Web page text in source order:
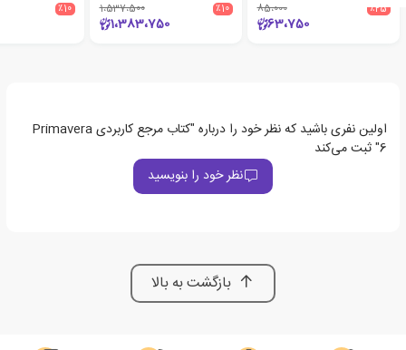
٪25 85،000
63،750
٪10 1،537،500
1،383،750
٪10
اولین نفری باشید که نظر خود را درباره "کتاب مرجع کاربردی Primavera
6" ثبت می‌کند
نظر خود را بنویسید
بازگشت به بالا